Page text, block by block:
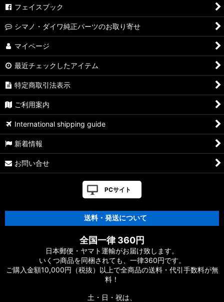
フェイスブック
シマノ・ダイワ純正パーツのお取り寄せ
マイページ
最近チェックしたアイテム
特定商取引法表示
ご利用案内
International shipping guide
新着情報
お問い合せ
PCサイト
送料・発送について
全国一律 360円
日本郵便・ヤマト運輸がお届け致します。
いくつ商品を同梱されても、一律360円です。
ご購入金額10,000円（税抜）以上で全商品の送料・代引手数料が無
料！
土・日・祝は、